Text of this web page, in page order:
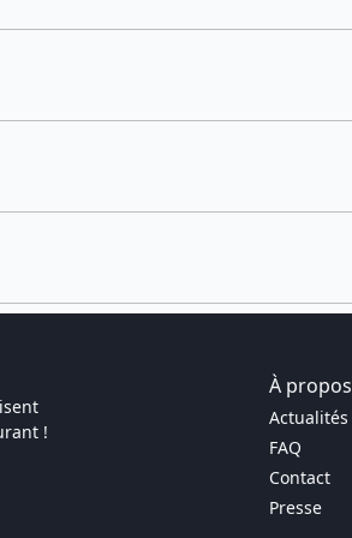
!
À propos
Actualités
FAQ
Contact
Presse